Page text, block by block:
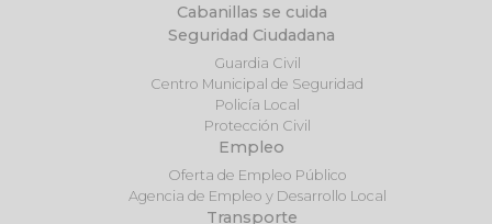
Cabanillas se cuida
Seguridad Ciudadana
Guardia Civil
Centro Municipal de Seguridad
Policía Local
Protección Civil
Empleo
Oferta de Empleo Público
Agencia de Empleo y Desarrollo Local
Transporte